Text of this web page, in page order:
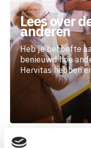
Lees over
anderen
Heb je behoefte
benieuwd hoe
Hervitas hebben